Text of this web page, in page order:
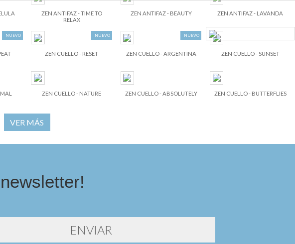
ZEN ANTIFAZ - TIME TO
RELAX
ZEN ANTIFAZ - BEAUTY ZEN ANTIFAZ - LAVANDA
NUEVO NUEVO
ZEN CUELLO - RESET
NUEVO
ZEN CUELLO - ARGENTINA ZEN CUELLO - SUNSET
ZEN CUELLO - NATURE ZEN CUELLO - ABSOLUTELY ZEN CUELLO - BUTTERFLIES
VER MÁS